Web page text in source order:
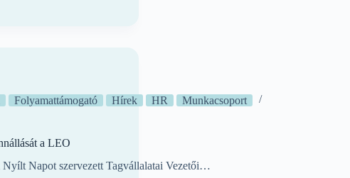
Folyamattámogató Hírek HR
Munkacsoport
a LEO
Nyílt Napot szervezett Tagvállalatai Vezetői…